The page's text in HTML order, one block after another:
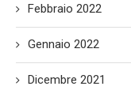
Febbraio 2022
Gennaio 2022
Dicembre 2021